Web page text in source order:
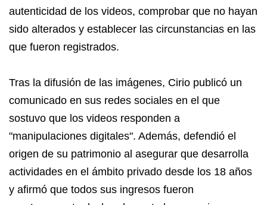
autenticidad de los videos, comprobar que no hayan
sido alterados y establecer las circunstancias en las
que fueron registrados.
Tras la difusión de las imágenes, Cirio publicó un
comunicado en sus redes sociales en el que
sostuvo que los videos responden a
"manipulaciones digitales". Además, defendió el
origen de su patrimonio al asegurar que desarrolla
actividades en el ámbito privado desde los 18 años
y afirmó que todos sus ingresos fueron